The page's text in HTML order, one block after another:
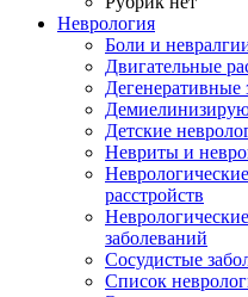
Неврология
Боли и
Двигательные
Дегенеративные
Детские
Невриты и
расстройств
заболеваний
Сосудистые
Список